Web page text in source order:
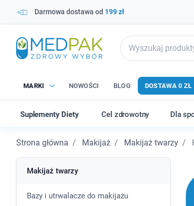
Darmowa dostawa od 199 zł
MARKI NOWOŚCI BLOG DOSTAWA 0 ZŁ
Suplementy Diety Cel zdrowotny Dla
Strona główna Makijaż Makijaż twarzy
Makijaż twarzy
Bazy i utrwalacze do makijażu